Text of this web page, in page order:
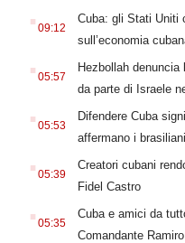
. 09:12
Cuba: gli Stati Uniti
sull’economia
. 05:57
Hezbollah
da parte di Israele
. 05:53
Difendere Cuba
affermano i brasiliani
. 05:39
Creatori cubani
Fidel Castro
. 05:35
Cuba e amici da
Comandante